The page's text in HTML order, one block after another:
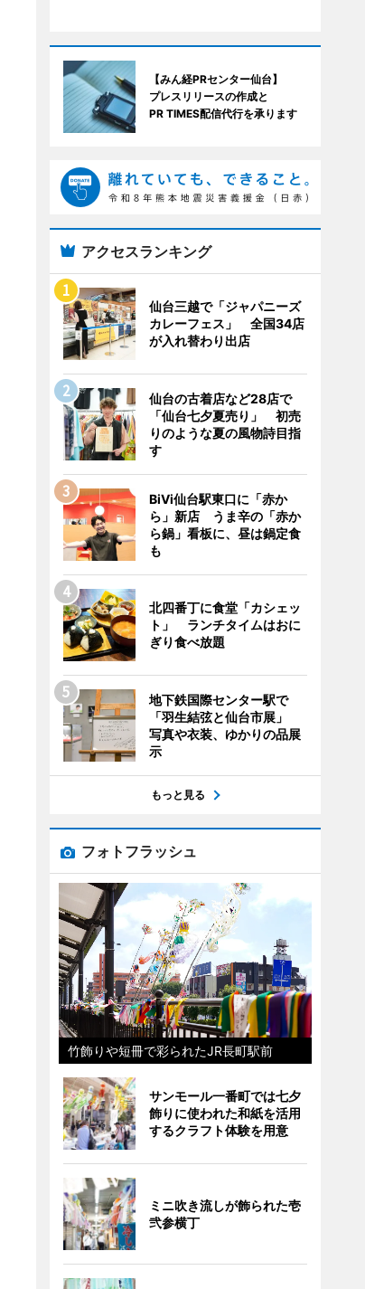
【みん経PRセンター仙台】
プレスリリースの作成と
PR TIMES配信代行を承ります
アクセスランキング
仙台三越で「ジャパニーズ
カレーフェス」 全国34店
が入れ替わり出店
仙台の古着店など28店で
「仙台七夕夏売り」 初売
りのような夏の風物詩目指
す
BiVi仙台駅東口に「赤か
ら」新店 うま辛の「赤か
ら鍋」看板に、昼は鍋定食
も
北四番丁に食堂「カシェッ
ト」 ランチタイムはおに
ぎり食べ放題
地下鉄国際センター駅で
「羽生結弦と仙台市展」
写真や衣装、ゆかりの品展
示
もっと見る
フォトフラッシュ
竹飾りや短冊で彩られたJR長町駅前
サンモール一番町では七夕
飾りに使われた和紙を活用
するクラフト体験を用意
ミニ吹き流しが飾られた壱
弐参横丁